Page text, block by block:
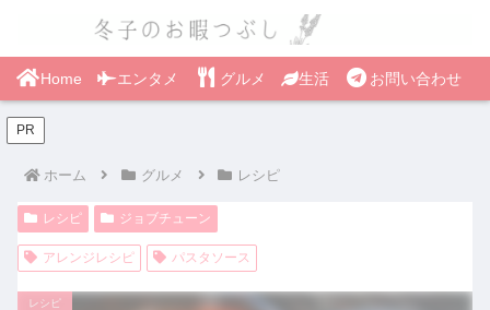
Home エンタメ グルメ 生活 お問い合わせ
PR
ホーム グルメ レシピ
レシピ ジョブチューン
アレンジレシピ パスタソース
レシピ